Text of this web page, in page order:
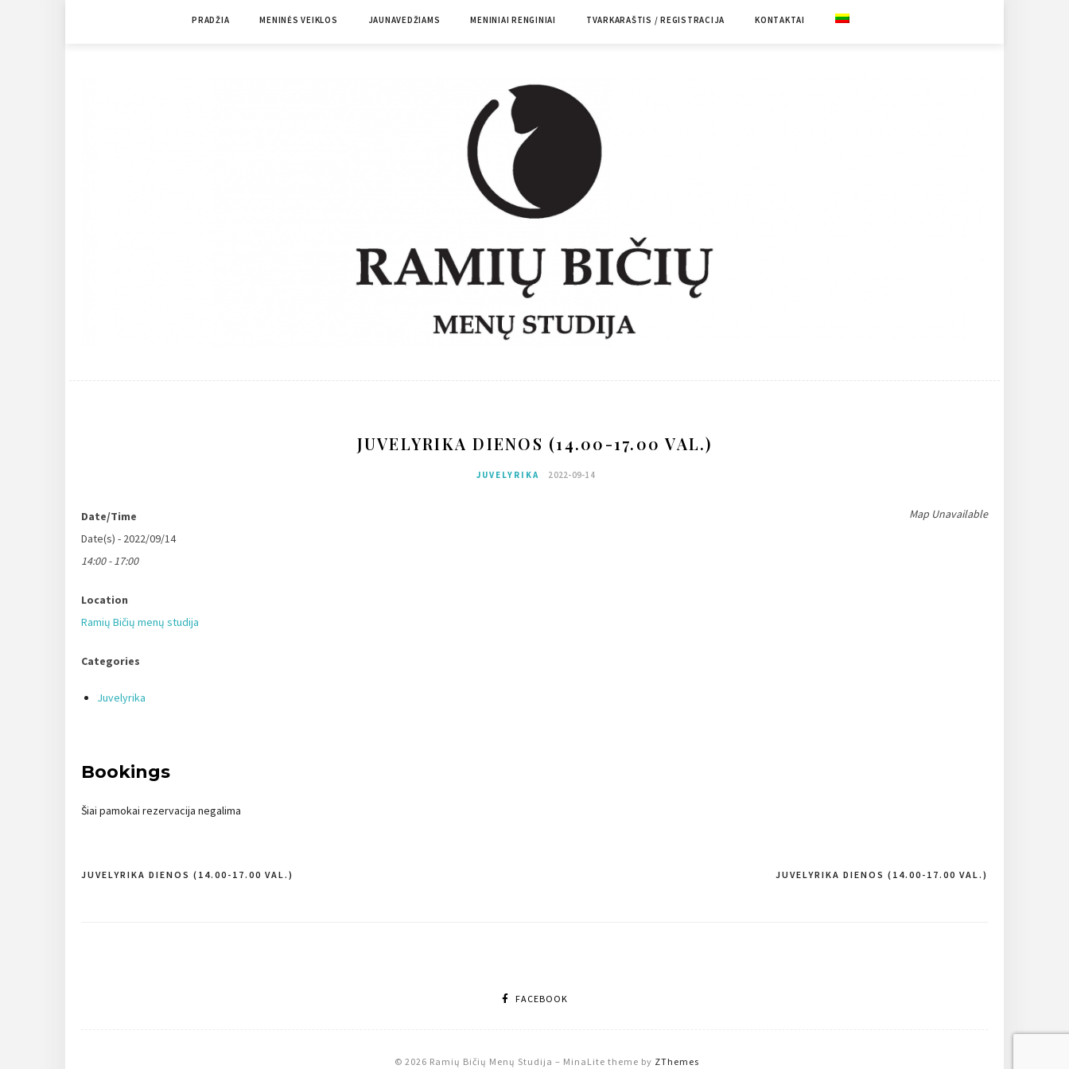
PRADŽIA MENINĖS VEIKLOS JAUNAVEDŽIAMS MENINIAI RENGINIAI TVARKARAŠTIS / REGISTRACIJA KONTAKTAI
JUVELYRIKA DIENOS (14.00-17.00 VAL.)
JUVELYRIKA 2022-09-14
Map Unavailable
Date/Time
Date(s) - 2022/09/14
14:00 - 17:00
Location
Ramių Bičių menų studija
Categories
Juvelyrika
Bookings
Šiai pamokai rezervacija negalima
Navigacija
JUVELYRIKA DIENOS (14.00-17.00 VAL.)
JUVELYRIKA DIENOS (14.00-17.00 VAL.)
FACEBOOK
© 2026 Ramių Bičių Menų Studija – MinaLite theme by ZThemes